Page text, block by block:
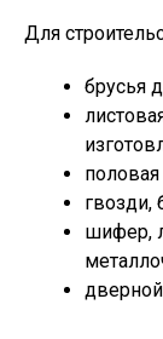
Для
брусья
гвозди,
шифер,